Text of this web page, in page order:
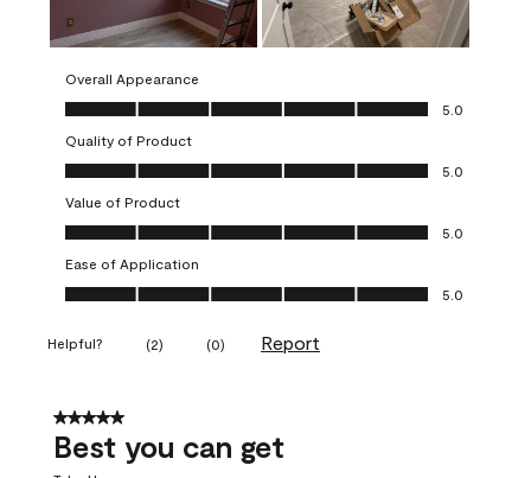
Overall Appearance
Overall Appearance, 5.0 out of 5
5.0
Quality of Product
Quality of Product, 5.0 out of 5
5.0
Value of Product
Value of Product, 5.0 out of 5
5.0
Ease of Application
Ease of Application, 5.0 out of 5
5.0
Helpful? (2) (0) Report
5 out of 5 stars.
Best you can get